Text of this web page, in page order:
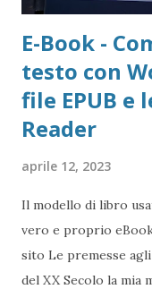
E-Book -
testo con
file EPUB e
Reader
aprile 12, 2023
Il modello di libro
vero e proprio
sito Le premesse
del XX Secolo la mia